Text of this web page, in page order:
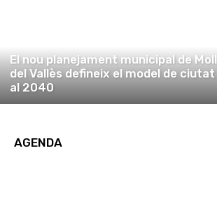
El nou planejament municipal de
del Vallès defineix el model de
al 2040
AGENDA